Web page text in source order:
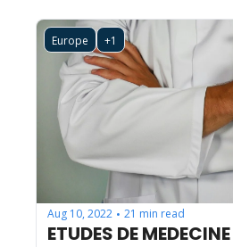
Europe +1
Aug 10, 2022 • 21 min read
ETUDES DE